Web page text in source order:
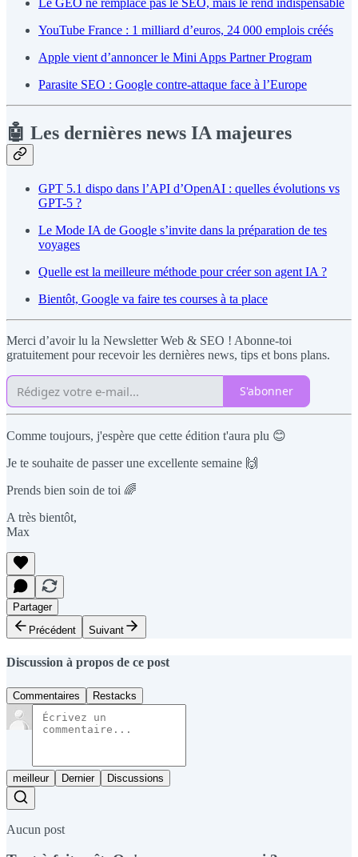
Le GEO ne remplace pas le SEO, mais le rend indispensable
YouTube France : 1 milliard d’euros, 24 000 emplois créés
Apple vient d’annoncer le Mini Apps Partner Program
Parasite SEO : Google contre-attaque face à l’Europe
🤖 Les dernières news IA majeures
GPT 5.1 dispo dans l’API d’OpenAI : quelles évolutions vs
GPT-5 ?
Le Mode IA de Google s’invite dans la préparation de tes
voyages
Quelle est la meilleure méthode pour créer son agent IA ?
Bientôt, Google va faire tes courses à ta place
Merci d’avoir lu la Newsletter Web & SEO ! Abonne-toi
gratuitement pour recevoir les dernières news, tips et bons plans.
S'abonner
Comme toujours, j'espère que cette édition t'aura plu 😊
Je te souhaite de passer une excellente semaine 🙌
Prends bien soin de toi 🌈
A très bientôt,
Max
Partager
Précédent
Suivant
Discussion à propos de ce post
Commentaires Restacks
meilleur Dernier Discussions
Aucun post